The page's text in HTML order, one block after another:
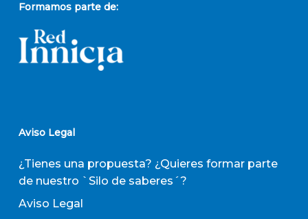
Formamos parte de:
Aviso Legal
¿Tienes una propuesta? ¿Quieres formar parte
de nuestro `Silo de saberes´?
Aviso Legal